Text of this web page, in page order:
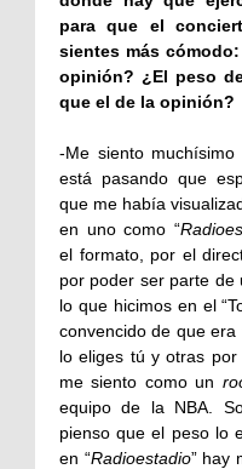
para que el
sientes más
opinión? ¿El peso
que el de la opinión?
-Me siento
está pasando que
que me había
en uno como “
el formato, por el
por poder ser parte de
lo que hicimos en el
convencido de que
lo eliges tú y otras
me siento como un
equipo de la NBA.
pienso que el peso lo
en “Radioestadio” hay